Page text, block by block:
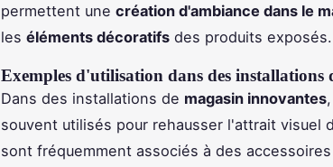
permettent une création d'ambiance dans le
les éléments décoratifs des produits exposés.
Exemples d'utilisation dans des installations
Dans des installations de magasin innovantes
souvent utilisés pour rehausser l'attrait visuel
sont fréquemment associés à des